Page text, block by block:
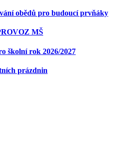
obědů pro budoucí prvňáky
MŠ
školní rok 2026/2027
prázdnin